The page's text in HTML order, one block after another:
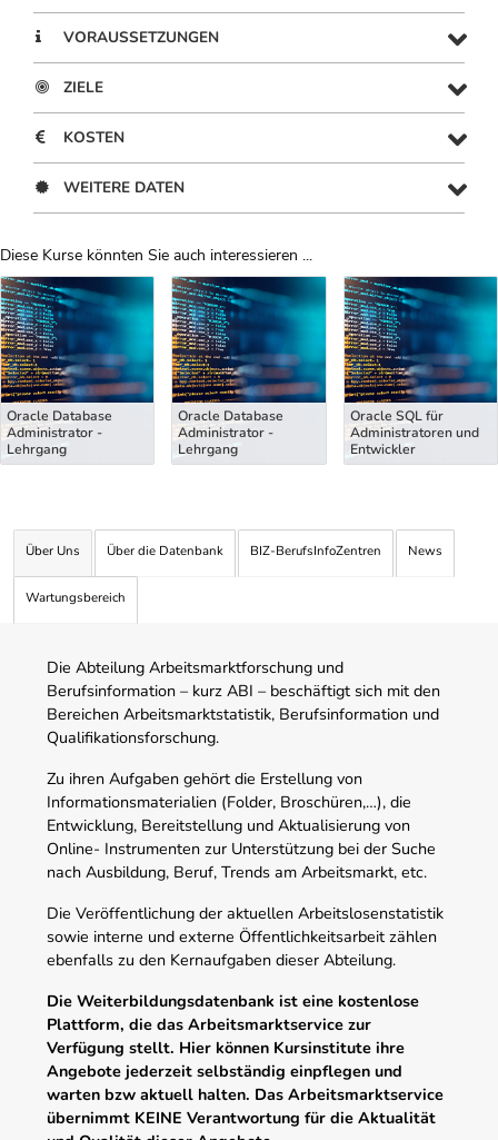
VORAUSSETZUNGEN
ZIELE
KOSTEN
WEITERE DATEN
Diese Kurse könnten Sie auch interessieren ...
Uber Weiterbildungsvorschläge
Oracle Database
Administrator -
Lehrgang
Oracle Database
Administrator -
Lehrgang
Oracle SQL für
Administratoren und
Entwickler
Über Uns Über die Datenbank BIZ-BerufsInfoZentren News
Wartungsbereich
Die Abteilung Arbeitsmarktforschung und
Berufsinformation – kurz ABI – beschäftigt sich mit den
Bereichen Arbeitsmarktstatistik, Berufsinformation und
Qualifikationsforschung.
Zu ihren Aufgaben gehört die Erstellung von
Informationsmaterialien (Folder, Broschüren,…), die
Entwicklung, Bereitstellung und Aktualisierung von
Online- Instrumenten zur Unterstützung bei der Suche
nach Ausbildung, Beruf, Trends am Arbeitsmarkt, etc.
Die Veröffentlichung der aktuellen Arbeitslosenstatistik
sowie interne und externe Öffentlichkeitsarbeit zählen
ebenfalls zu den Kernaufgaben dieser Abteilung.
Die Weiterbildungsdatenbank ist eine kostenlose
Plattform, die das Arbeitsmarktservice zur
Verfügung stellt. Hier können Kursinstitute ihre
Angebote jederzeit selbständig einpflegen und
warten bzw aktuell halten. Das Arbeitsmarktservice
übernimmt KEINE Verantwortung für die Aktualität